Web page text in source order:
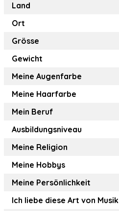
Land
Ort
Grösse
Gewicht
Meine Augenfarbe
Meine Haarfarbe
Mein Beruf
Ausbildungsniveau
Meine Religion
Meine Hobbys
Meine Persönlichkeit
Ich liebe diese Art von Musik